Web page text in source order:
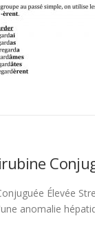
Élevée
anomalie